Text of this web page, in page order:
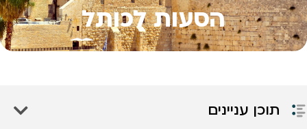
הסעות לכותל
תוכן עניינים